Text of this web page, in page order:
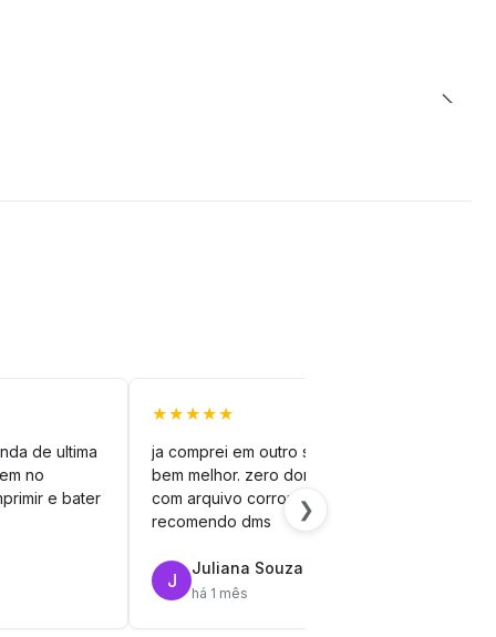
de ultima
no
e bater
★★★★★
ja comprei em outro site mas esse é
bem melhor. zero dor de cabeça
com arquivo corrompido.
recomendo dms
J
Juliana Souza
há 1 mês
❯